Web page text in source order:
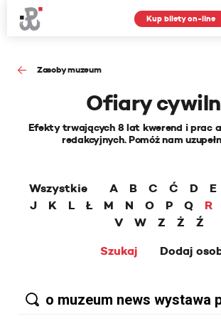
Kup bilety on-line
Zasoby muzeum
Ofiary
Efekty trwających 8 lat kwerend i prac
redakcyjnych. Pomóż nam
Wszystkie A B C Ć D E
J
K L Ł M N O P Q R
V
W Z Ż
Ź
Szukaj
Dodaj